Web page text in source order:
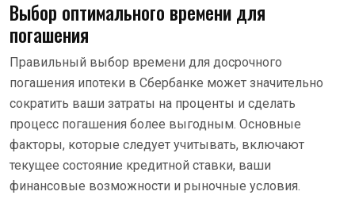
Выбор оптимального времени для
погашения
Правильный выбор времени для досрочного
погашения ипотеки в Сбербанке может значительно
сократить ваши затраты на проценты и сделать
процесс погашения более выгодным. Основные
факторы, которые следует учитывать, включают
текущее состояние кредитной ставки, ваши
финансовые возможности и рыночные условия.